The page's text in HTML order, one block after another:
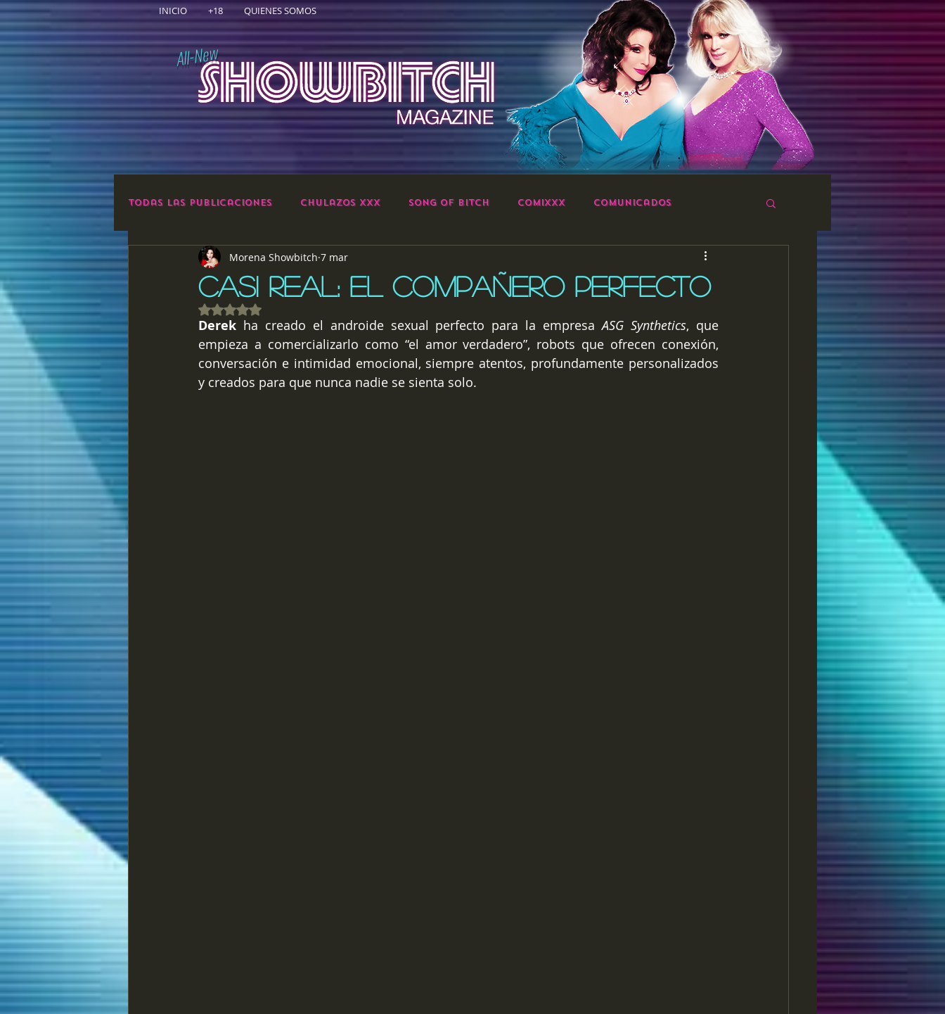
INICIO +18 QUIENES SOMOS
All-New
Todas las publicaciones Chulazos XXX Song of Bitch ComiXXX Comunicados
CASI REAL: EL COMPAÑERO PERFECTO
Morena Showbitch 7 mar
Obtuvo NaN de 5 estrellas.
Derek ha creado el androide sexual perfecto para la empresa ASG Synthetics, que
empieza a comercializarlo como “el amor verdadero”, robots que ofrecen conexión,
conversación e intimidad emocional, siempre atentos, profundamente personalizados
y creados para que nunca nadie se sienta solo.